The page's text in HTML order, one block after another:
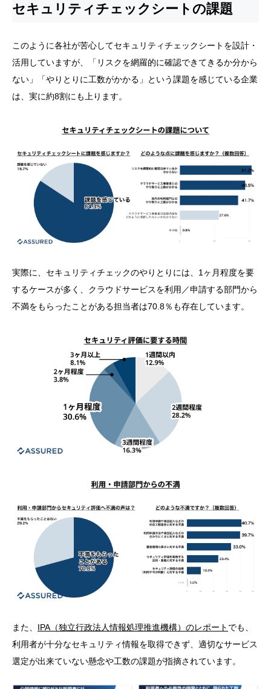
セキュリティチェックシートの課題
このように各社が苦心してセキュリティチェックシートを設計・
活用していますが、「リスクを網羅的に確認できてきるか分から
ない」「やりとりに工数がかかる」という課題を感じている企業
は、実に約8割にも上ります。
実際に、セキュリティチェックのやりとりには、1ヶ月程度を要
するケースが多く、クラウドサービスを利用／申請する部門から
不満をもらったことがある担当者は70.8％も存在しています。
また、 IPA（独立行政法人情報処理推進機構）のレポート でも、
利用者が十分なセキュリティ情報を取得できず、適切なサービス
選定が出来ていない懸念や工数の課題が指摘されています。